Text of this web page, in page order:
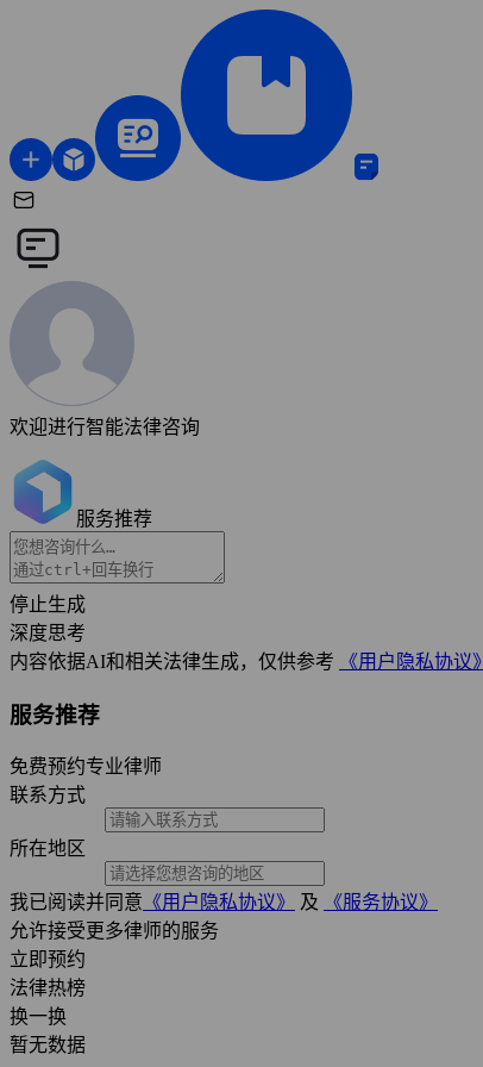
欢迎进行智能法律咨询
服务推荐
停止生成
深度思考
内容依据AI和相关法律生成，仅供参考
《用户隐私协议》
服务推荐
免费预约专业律师
联系方式
所在地区
我已阅读并同意 《用户隐私协议》 及
《服务协议》
允许接受更多律师的服务
立即预约
法律热榜
换一换
暂无数据